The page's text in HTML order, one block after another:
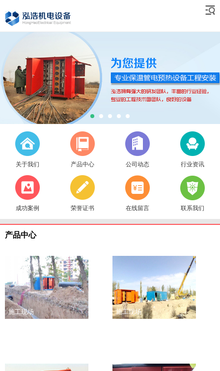
关于我们 产品中心 公司动态 行业资讯
成功案例 荣誉证书 在线留言 联系我们
产品中心
施工现场 施工现场